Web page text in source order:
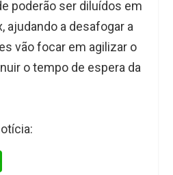
poderão ser diluídos em
ajudando a desafogar a
vão focar em agilizar o
o tempo de espera da